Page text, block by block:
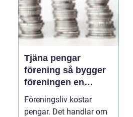
Tjäna pengar
förening så bygger
föreningen en
hållbar ekonomi
Föreningsliv kostar
pengar. Det handlar om